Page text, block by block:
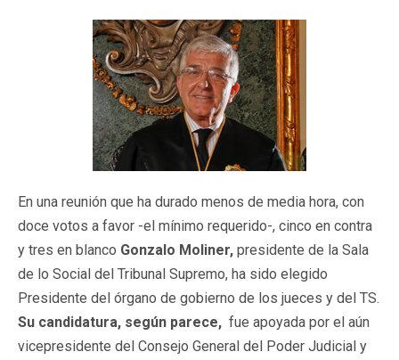
En una reunión que ha durado menos de media hora, con
doce votos a favor -el mínimo requerido-, cinco en contra
y tres en blanco Gonzalo Moliner, presidente de la Sala
de lo Social del Tribunal Supremo, ha sido elegido
Presidente del órgano de gobierno de los jueces y del TS.
Su candidatura, según parece, fue apoyada por el aún
vicepresidente del Consejo General del Poder Judicial y